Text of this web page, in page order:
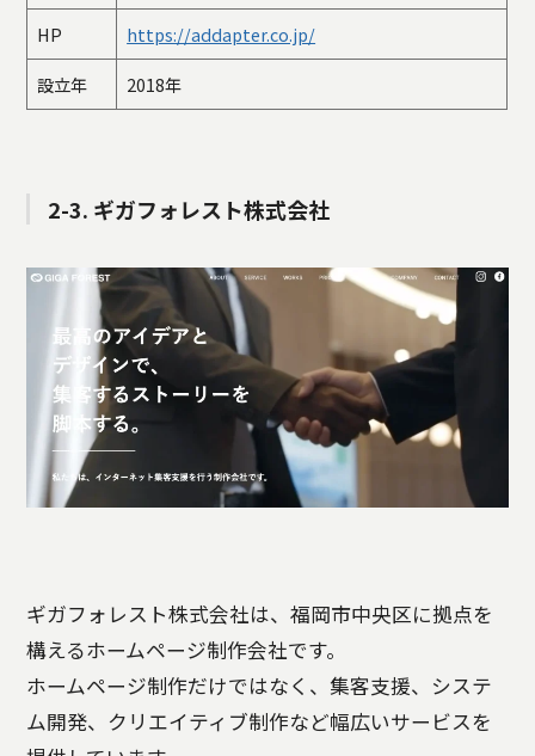
HP
https://addapter.co.jp/
設立年
2018年
2-3. ギガフォレスト株式会社
ギガフォレスト株式会社は、福岡市中央区に拠点を
構えるホームページ制作会社です。
ホームページ制作だけではなく、集客支援、システ
ム開発、クリエイティブ制作など幅広いサービスを